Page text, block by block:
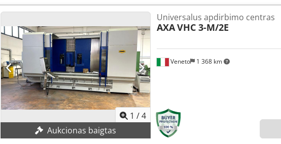
1 /4
Aukcionas baigtas
Veneto 1 368 km
Universalus apdirbimo centras
AXAVHC 3-M/2E